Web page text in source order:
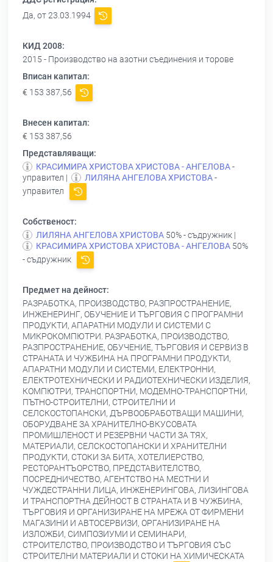
Да, от 23.03.1994
КИД 2008:
2015 - Производство на азотни съединения и торове
Вписан капитал:
€ 153 387,56
Внесен капитал:
€ 153 387,56
Представляващи:
КРАСИМИРА ХРИСТОВА ХРИСТОВА - АНГЕЛОВА-
управител |
ЛИЛЯНА АНГЕЛОВА ХРИСТОВА-
управител
Собственост:
ЛИЛЯНА АНГЕЛОВА ХРИСТОВА 50% - съдружник |
КРАСИМИРА ХРИСТОВА ХРИСТОВА - АНГЕЛОВА 50%
- съдружник
Предмет на дейност:
РАЗРАБОТКА, ПРОИЗВОДСТВО, РАЗПРОСТРАНЕНИЕ,
ИНЖЕНЕРИНГ, ОБУЧЕНИЕ И ТЪРГОВИЯ С ПРОГРАМНИ
ПРОДУКТИ, АПАРАТНИ МОДУЛИ И СИСТЕМИ С
МИКРОКОМПЮТРИ. РАЗРАБОТКА, ПРОИЗВОДСТВО,
РАЗПРОСТРАНЕНИЕ, ОБУЧЕНИЕ, ТЪРГОВИЯ И СЕРВИЗ В
СТРАНАТА И ЧУЖБИНА НА ПРОГРАМНИ ПРОДУКТИ,
АПАРАТНИ МОДУЛИ И СИСТЕМИ, ЕЛЕКТРОННИ,
ЕЛЕКТРОТЕХНИЧЕСКИ И РАДИОТЕХНИЧЕСКИ ИЗДЕЛИЯ,
КОМПЮТРИ, ТРАНСПОРТНИ, МОДЕМНО-ТРАНСПОРТНИ,
ПЪТНО-СТРОИТЕЛНИ, СТРОИТЕЛНИ И
СЕЛСКОСТОПАНСКИ, ДЪРВООБРАБОТВАЩИ МАШИНИ,
ОБОРУДВАНЕ ЗА ХРАНИТЕЛНО-ВКУСОВАТА
ПРОМИШЛЕНОСТ И РЕЗЕРВНИ ЧАСТИ ЗА ТЯХ,
МАТЕРИАЛИ, СЕЛСКОСТОПАНСКИ И ХРАНИТЕЛНИ
ПРОДУКТИ, СТОКИ ЗА БИТА, ХОТЕЛИЕРСТВО,
РЕСТОРАНТЪОРСТВО, ПРЕДСТАВИТЕЛСТВО,
ПОСРЕДНИЧЕСТВО, АГЕНТСТВО НА МЕСТНИ И
ЧУЖДЕСТРАННИ ЛИЦА, ИНЖЕНЕРИНГОВА, ЛИЗИНГОВА
И ТРАНСПОРТНА ДЕЙНОСТ В СТРАНАТА И В ЧУЖБИНА,
ТЪРГОВИЯ И ОРГАНИЗИРАНЕ НА МРЕЖА ОТ ФИРМЕНИ
МАГАЗИНИ И АВТОСЕРВИЗИ, ОРГАНИЗИРАНЕ НА
ИЗЛОЖБИ, СИМПОЗИУМИ И СЕМИНАРИ,
СТРОИТЕЛСТВО, ПРОИЗВОДСТВО И ТЪРГОВИЯ СЪС
СТРОИТЕЛНИ МАТЕРИАЛИ И СТОКИ НА ХИМИЧЕСКАТА